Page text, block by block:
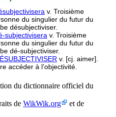
v. Troisième
du singulier du futur du
désubjectiviser.
subjectivisera v. Troisième
du singulier du futur du
dé-subjectiviser.
v. [cj. aimer].
accéder à l’objectivité.
du dictionnaire officiel du
de WikWik.org
et de